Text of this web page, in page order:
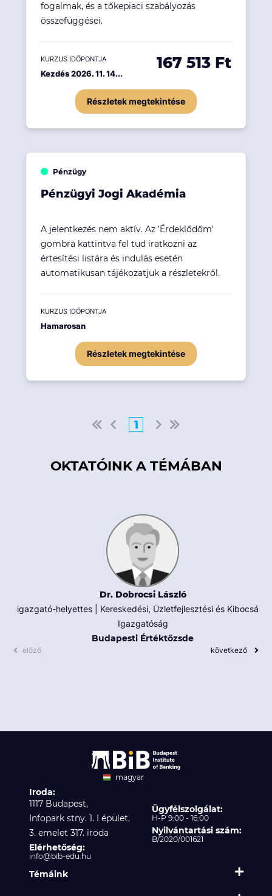
fogalmak, és a tőkepiaci szabályozás
összefüggései.
KURZUS IDŐPONTJA
Kezdés 2026. 11. 14...
167 513 Ft
Részletek megtekintése
Pénzügy
Pénzügyi Jogi Akadémia
A jelentkezés nem aktív. Az 'Érdeklődőm'
gombra kattintva fel tud iratkozni az
értesítési listára és indulás esetén
automatikusan tájékozatjuk a részletekről.
KURZUS IDŐPONTJA
Hamarosan
Részletek megtekintése
1
OKTATÓINK A TÉMÁBAN
Dr. Dobrocsi László
igazgató-helyettes | Kereskedési, Üzletfejlesztési és Kibocsátói
Igazgatóság
Budapesti Értéktőzsde
előző következő
magyar
Iroda:
1117 Budapest,
Infopark stny. 1. I épület,
3. emelet 317. iroda
Elérhetőség:
info@bib-edu.hu
Ügyfélszolgálat:
H-P 9:00 - 16:00
Nyilvántartási szám:
B/2020/001621
Témáink